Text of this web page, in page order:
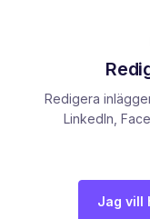
Redigera
LinkedIn,
Jag vill